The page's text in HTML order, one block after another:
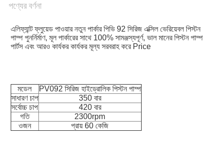
পণ্যের বর্ণনা
এলিফ্যান্ট ফ্লুয়েড পাওয়ার নতুন পার্কার পিভি 92 সিরিজ এক্সিল ভেরিয়েবল পিস্টন
পাম্প পুনর্নির্মাণ, মূল পার্কারের সাথে 100% সামঞ্জস্যপূর্ণ, ভাল মানের পিস্টন পাম্প
পার্টস এবং আরও কার্যকর কার্যকর মূল্য সরবরাহ করে Price
মডেল
PV092 সিরিজ হাইড্রোলিক পিস্টন পাম্প
সাধারণ চাপ
350 বার
সর্বোচ্চ চাপ
420 বার
গতি
2300rpm
ওজন
প্রায় 60 কেজি